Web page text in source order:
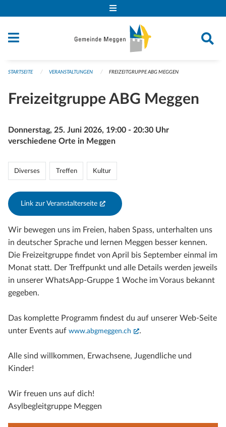
STARTSEITE VERANSTALTUNGEN FREIZEITGRUPPE ABG MEGGEN
Freizeitgruppe ABG Meggen
Donnerstag, 25. Juni 2026, 19:00 - 20:30 Uhr
verschiedene Orte in Meggen
Diverses Treffen Kultur
Link zur Veranstalterseite (External Link)
Wir bewegen uns im Freien, haben Spass, unterhalten uns
in deutscher Sprache und lernen Meggen besser kennen.
Die Freizeitgruppe findet von April bis September einmal im
Monat statt. Der Treffpunkt und alle Details werden jeweils
in unserer WhatsApp-Gruppe 1 Woche im Voraus bekannt
gegeben.
Das komplette Programm findest du auf unserer Web-Seite
unter Events auf www.abgmeggen.ch (External Link)
.
Alle sind willkommen, Erwachsene, Jugendliche und
Kinder!
Wir freuen uns auf dich!
Asylbegleitgruppe Meggen